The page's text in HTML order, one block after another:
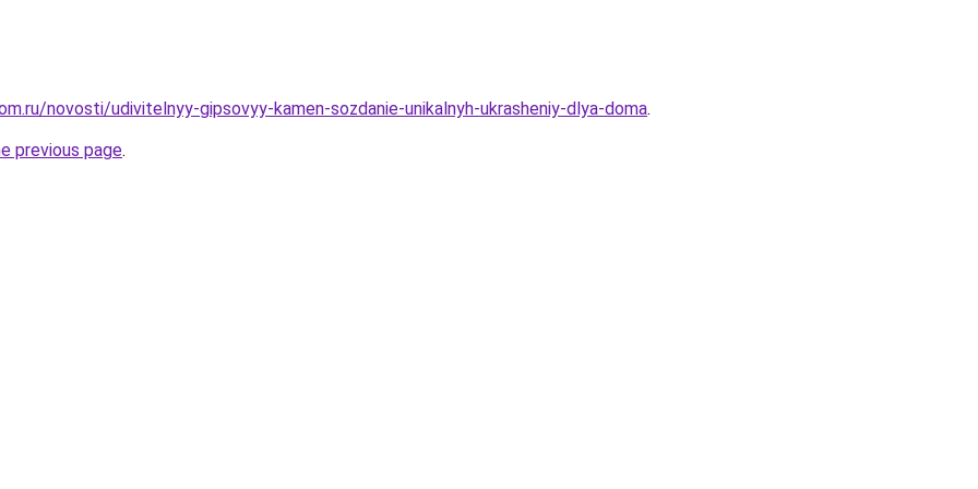
novosti/udivitelnyy-gipsovyy-kamen-sozdanie-unikalnyh-ukrasheniy-dlya-doma.
previous page.